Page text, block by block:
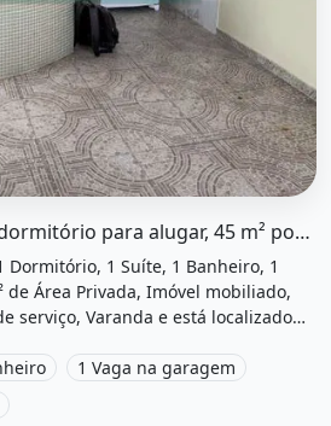
Apartamento com 1 dormitório para alugar, 45 m² por RS...
1 Suíte, 1 Banheiro, 1
de Área Privada, Imóvel mobiliado,
serviço, Varanda e está localizado
1 Vaga na garagem